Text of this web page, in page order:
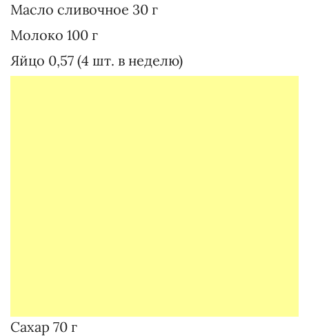
Масло сливочное 30 г
Молоко 100 г
Яйцо 0,57 (4 шт. в неделю)
Сахар 70 г